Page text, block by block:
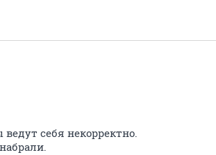
себя некорректно.